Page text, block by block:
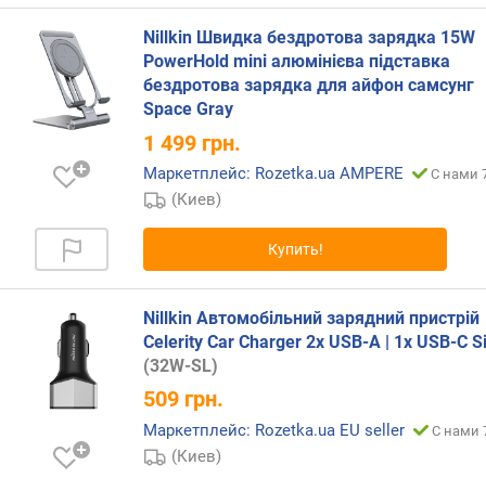
д
л
о
ж
н
й
ю
ч
м
ы
Nillkin Швидка бездротова зарядка 15W
PowerHold mini алюмінієва підставка
бездротова зарядка для айфон самсунг
Space Gray
1 499 грн.
Маркетплейс: Rozetka.ua AMPERE С нами
(Киев)
Купить!
Nillkin Автомобільний зарядний пристрій
Celerity Car Charger 2x USB-A | 1x USB-C
(32W-SL)
509 грн.
Маркетплейс: Rozetka.ua EU seller С нами
(Киев)